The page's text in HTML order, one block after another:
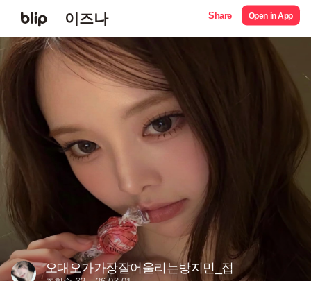
이즈나 Share Open in App
오대오가가장잘어울리는방지민_접